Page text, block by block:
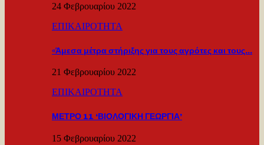
24 Φεβρουαρίου 2022
ΕΠΙΚΑΙΡΟΤΗΤΑ
«Άμεσα μέτρα στήριξης για τους αγρότες και τους…
21 Φεβρουαρίου 2022
ΕΠΙΚΑΙΡΟΤΗΤΑ
ΜΕΤΡΟ 11 ‘ΒΙΟΛΟΓΙΚΗ ΓΕΩΡΓΙΑ’
15 Φεβρουαρίου 2022